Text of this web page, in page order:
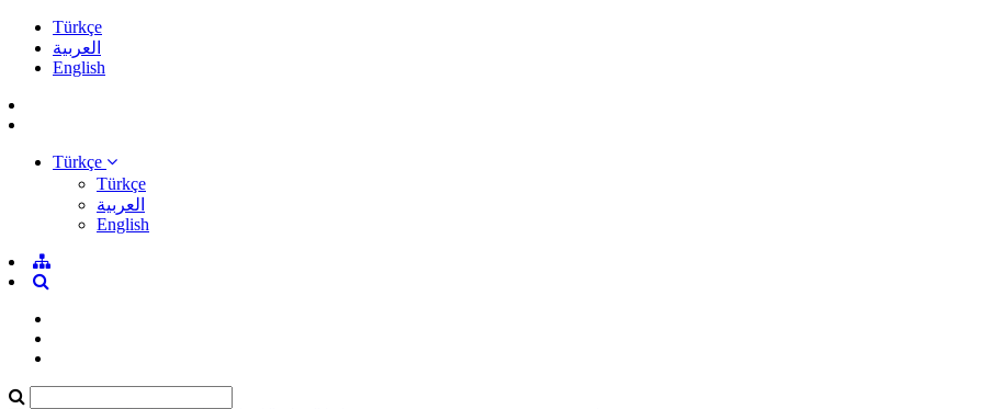
Türkçe
العربية
English
Türkçe
Türkçe
العربية
English